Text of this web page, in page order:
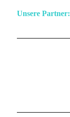
Unsere Partner: